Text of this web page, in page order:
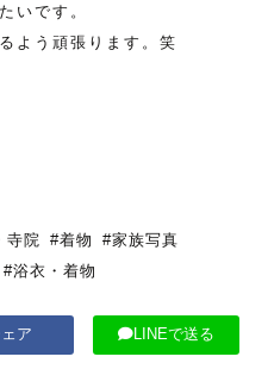
いです。
よう頑張ります。笑
寺院 #着物
#家族写真
#浴衣・着物
ア LINEで送る